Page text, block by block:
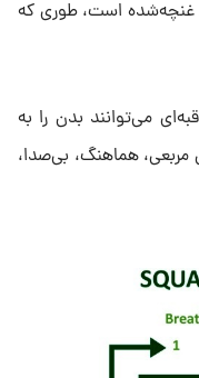
غنچه‌شده است، طوری که
می‌توانند بدن را به
هماهنگ، بی‌صدا،